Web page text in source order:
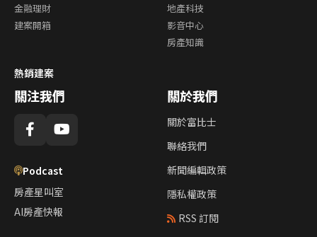
金融理財
建案開箱
地產科技
影音中心
房產知識
熱銷建案
關注我們
Podcast
房產星叫室
AI房產快報
關於我們
關於富比士
聯絡我們
新聞編輯政策
隱私權政策
RSS 訂閱